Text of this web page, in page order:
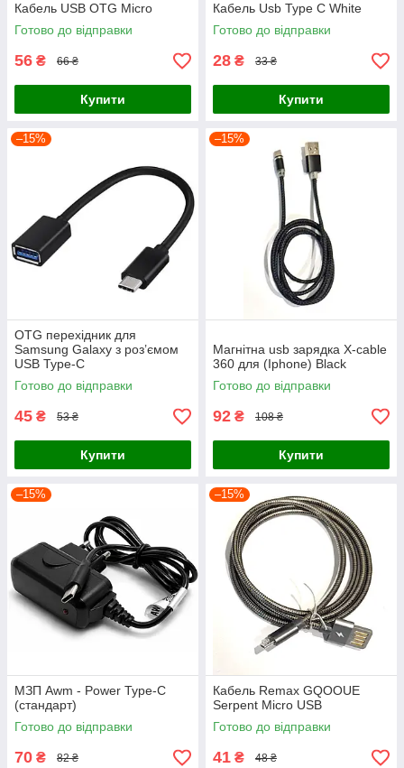
Кабель USB OTG Micro
Готово до відправки
56 ₴ 66 ₴
Купити
Кабель Usb Type C White
Готово до відправки
28 ₴ 33 ₴
Купити
–15%
OTG перехідник для
Samsung Galaxy з роз’ємом
USB Type-C
Готово до відправки
45 ₴ 53 ₴
Купити
–15%
Магнітна usb зарядка X-cable
360 для (Iphone) Black
Готово до відправки
92 ₴ 108 ₴
Купити
–15%
МЗП Awm - Power Type-C
(стандарт)
Готово до відправки
70 ₴ 82 ₴
–15%
Кабель Remax GQOOUE
Serpent Micro USB
Готово до відправки
41 ₴ 48 ₴